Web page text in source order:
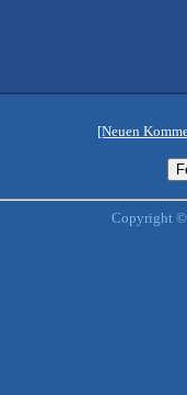
[Neuen
Copyright ©